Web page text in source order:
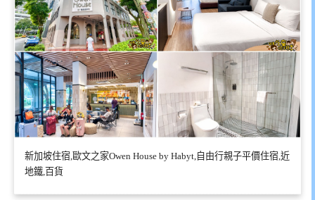
新加坡住宿,歐文之家Owen House by Habyt,自由行親子平價住宿,近
地鐵,百貨